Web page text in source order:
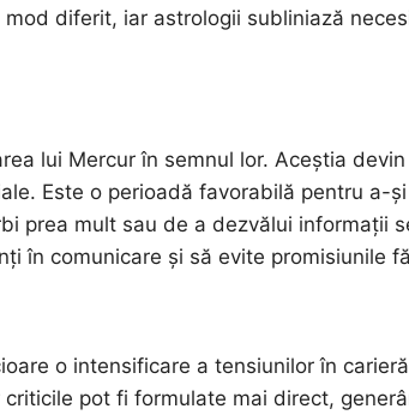
diferit, iar astrologii subliniază
lui Mercur în semnul lor. Aceștia
Este o perioadă favorabilă pentru a-
prea mult sau de a dezvălui informații
în comunicare și să evite promisiunile
o intensificare a tensiunilor în
pot fi formulate mai direct,